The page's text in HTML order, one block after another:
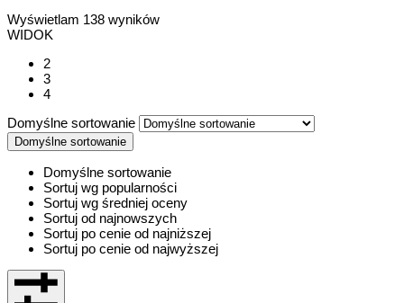
Wyświetlam 138 wyników
WIDOK
2
3
4
Domyślne sortowanie
Domyślne sortowanie
Domyślne sortowanie
Sortuj wg popularności
Sortuj wg średniej oceny
Sortuj od najnowszych
Sortuj po cenie od najniższej
Sortuj po cenie od najwyższej